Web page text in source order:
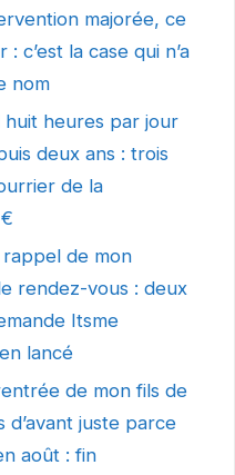
majorée, ce
c’est la case qui n’a
nom
huit heures par jour
deux ans : trois
de la
rappel de mon
rendez-vous : deux
Itsme
lancé
de mon fils de
d’avant juste parce
août : fin